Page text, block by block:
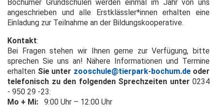
Bochumer Grundschulen werden einmal im Jahr von uns
angeschrieben und alle Erstklässler*innen erhalten eine
Einladung zur Teilnahme an der Bildungskooperative.
Kontakt:
Bei Fragen stehen wir Ihnen gerne zur Verfügung, bitte
sprechen Sie uns an! Nähere Informationen und Termine
erhalten Sie unter zooschule@tierpark-bochum.deoder
telefonisch zu den folgenden Sprechzeiten unter 0234
- 950 29 -23:
Mo + Mi:
9:00 Uhr – 12:00 Uhr